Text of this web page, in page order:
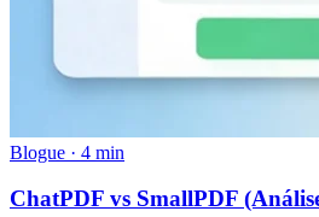
Blogue · 4 min
ChatPDF vs SmallPDF